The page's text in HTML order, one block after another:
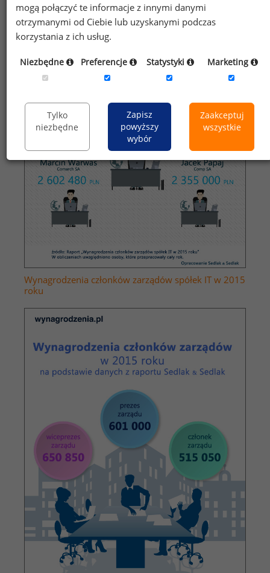
Wynagrodzenia członków zarządów spółek IT w 2015
roku
mogą połączyć te informacje z innymi danymi
otrzymanymi od Ciebie lub uzyskanymi podczas
korzystania z ich usług.
Niezbędne Preferencje Statystyki Marketing
Tylko
niezbędne
Zapisz
powyższy
wybór
Zaakceptuj
wszystkie